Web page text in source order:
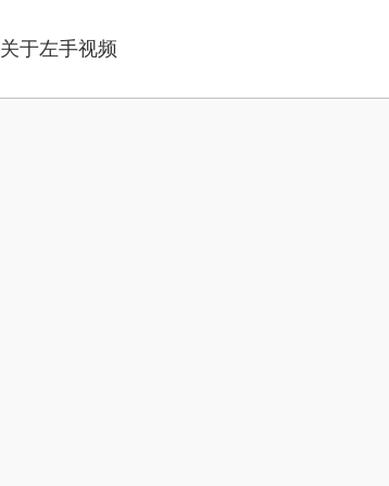
关于左手视频